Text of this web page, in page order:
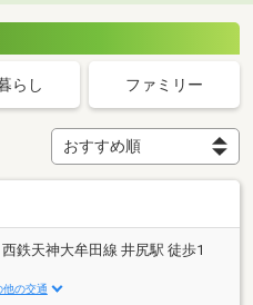
らし ファミリー
西鉄天神大牟田線 井尻駅 徒歩1
他の交通